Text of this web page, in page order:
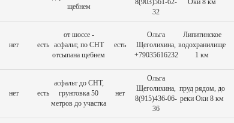
щебнем
8(903)561-62-
32
Оки 8 км
нет есть
от шоссе -
асфальт, по СНТ
отсыпана щебнем
есть
Ольга
Щеголихина,
+79035616232
Липитинское
водохранилище
1 км
нет есть
асфальт до СНТ,
грунтовка 50
метров до участка
нет
Ольга
Щеголихина,
8(915)436-06-
36
пруд рядом, до
реки Оки 8 км